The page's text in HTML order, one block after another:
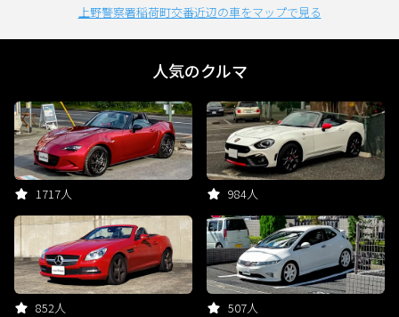
上野警察署稲荷町交番近辺の車をマップで見る
人気のクルマ
1717人 984人
852人 507人